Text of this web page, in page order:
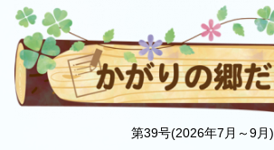
第39号(2026年7月～9月)